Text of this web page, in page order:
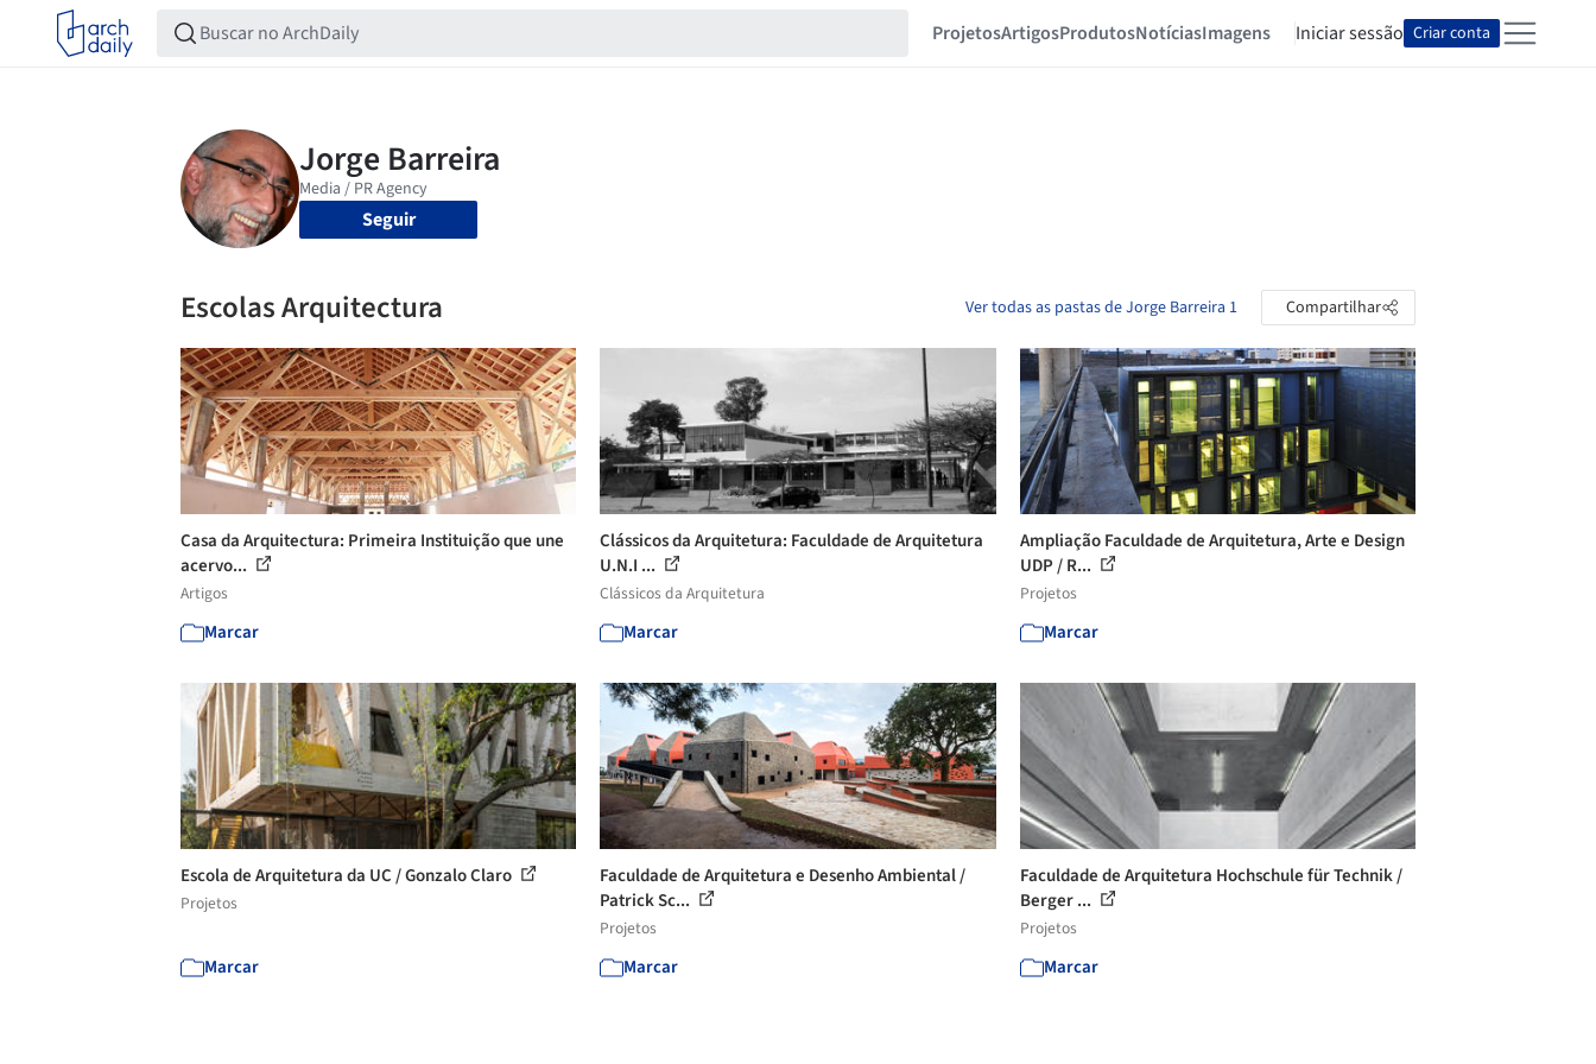
ProjetosArtigosProdutosNotíciasImagens Iniciar sessão Criar conta
Seguir
Escolas Arquitectura Ver todas as pastas de Jorge Barreira 1 Compartilhar
Casa da Arquitectura: Primeira Instituição que une
acervo...
Artigos
Marcar
Clássicos da Arquitetura: Faculdade de Arquitetura
U.N.I ...
Clássicos da Arquitetura
Marcar
Ampliação Faculdade de Arquitetura, Arte e Design
UDP / R...
Projetos
Marcar
Escola de Arquitetura da UC / Gonzalo Claro
Projetos
Marcar
Faculdade de Arquitetura e Desenho Ambiental /
Patrick Sc...
Projetos
Marcar
Faculdade de Arquitetura Hochschule für Technik /
Berger ...
Projetos
Marcar